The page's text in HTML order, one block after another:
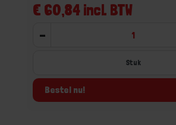
€ 60,84 incl. BTW
-
Stuk
Bestel nu!